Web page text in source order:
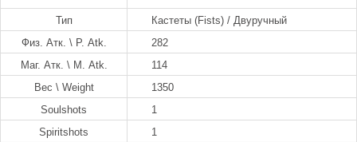
Тип
Кастеты (Fists) / Двуручный
Физ. Атк. \ P. Atk.
282
Маг. Атк. \ M. Atk.
114
Вес \ Weight
1350
Soulshots
1
Spiritshots
1